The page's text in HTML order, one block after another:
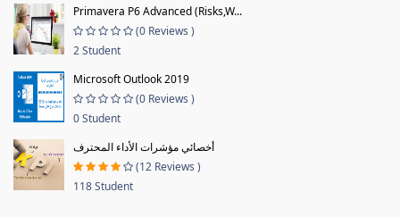
Primavera P6 Advanced (Risks,W...
(0 Reviews )
2 Student
Microsoft Outlook 2019
(0 Reviews )
0 Student
أخصائي مؤشرات الأداء المحترف
(12 Reviews )
118 Student